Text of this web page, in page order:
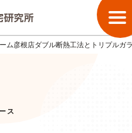
ム彦根店ダブル断熱工法とトリプルガ
ス